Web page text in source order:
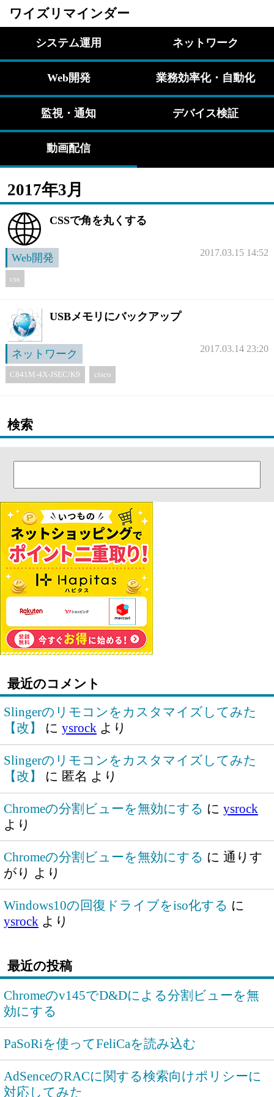
ワイズリマインダー
システム運用 ネットワーク
Web開発 業務効率化・自動化
監視・通知 デバイス検証
動画配信
2017年3月
CSSで角を丸くする
Web開発 2017.03.15 14:52
css
USBメモリにバックアップ
ネットワーク 2017.03.14 23:20
C841M-4X-JSEC/K9 cisco
検索
最近のコメント
Slingerのリモコンをカスタマイズしてみた
【改】
に ysrockより
Slingerのリモコンをカスタマイズしてみた
【改】
に 匿名 より
Chromeの分割ビューを無効にする に ysrock
より
Chromeの分割ビューを無効にする に 通りす
がり より
Windows10の回復ドライブをiso化する に
ysrock より
最近の投稿
Chromeのv145でD&Dによる分割ビューを無
効にする
PaSoRiを使ってFeliCaを読み込む
AdSenceのRACに関する検索向けポリシーに
対応してみた